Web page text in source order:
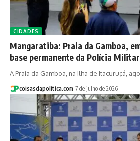
CIDADES
Mangaratiba: Praia da Gamboa,
base permanente da Polícia Militar
A Praia da Gamboa, na Ilha de Itacuruçá,
coisasdapolitica.com 7 de julho de 2026